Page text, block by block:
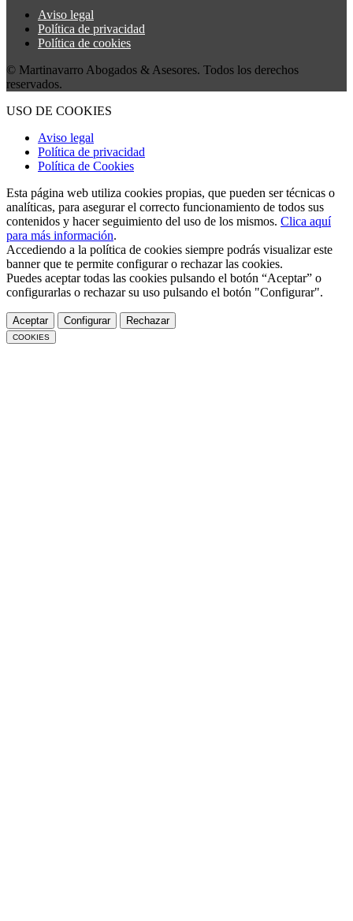
Aviso legal
Política de privacidad
Política de cookies
© Martinavarro Abogados & Asesores. Todos los derechos
reservados.
USO DE COOKIES
Aviso legal
Política de privacidad
Política de Cookies
Esta página web utiliza cookies propias, que pueden ser técnicas o
analíticas, para asegurar el correcto funcionamiento de todos sus
contenidos y hacer seguimiento del uso de los mismos. Clica aquí
para más información.
Accediendo a la política de cookies siempre podrás visualizar este
banner que te permite configurar o rechazar las cookies.
Puedes aceptar todas las cookies pulsando el botón “Aceptar” o
configurarlas o rechazar su uso pulsando el botón "Configurar".
Aceptar Configurar Rechazar
COOKIES